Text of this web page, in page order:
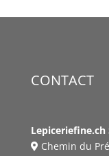
CONTACT
Lepiceriefine.ch
Chemin du